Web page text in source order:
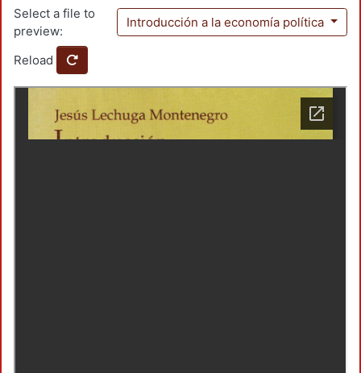
Select a file to
preview:
Introducción a la economía política
Reload